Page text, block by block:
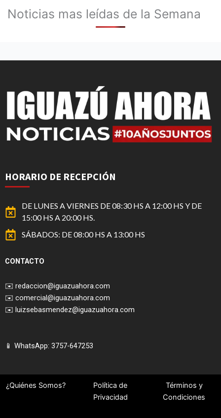
Noticias mas leídas de la Semana
HORARIO DE RECEPCIÓN
DE LUNES A VIERNES DE 08:30 HS A 12:00 HS Y DE
15:00 HS A 20:00 HS.
SÁBADOS: DE 08:00 HS A 13:00 HS
CONTACTO
✉️ redaccion@iguazuahora.com
✉️ comercial@iguazuahora.com
✉️ luizsebasmendez@iguazuahora.com
📱 WhatsApp: 3757-647253
¿Quiénes Somos?
Política de
Privacidad
Términos y
Condiciones